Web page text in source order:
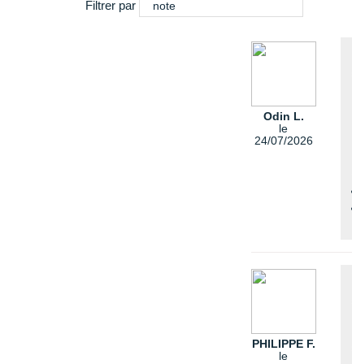
Filtrer par note
Odin L.
le
24/07/2026
PHILIPPE F.
le